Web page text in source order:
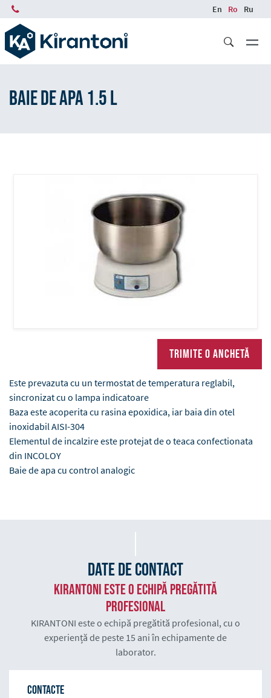
Skip
to
main
content
En Ro Ru
Baie de apa 1.5 l
Trimite o anchetă
Este prevazuta cu un termostat de temperatura reglabil,
sincronizat cu o lampa indicatoare
Baza este acoperita cu rasina epoxidica, iar baia din otel
inoxidabil AISI-304
Elementul de incalzire este protejat de o teaca confectionata
din INCOLOY
Baie de apa cu control analogic
Date de contact
KIRANTONI este o echipă pregătită
profesional
KIRANTONI este o echipă pregătită profesional, cu o
experiență de peste 15 ani în echipamente de
laborator.
Contacte